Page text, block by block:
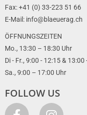
Fax: +41 (0) 33-223 51 66
E-Mail: info@blaeuerag.ch
ÖFFNUNGSZEITEN
Mo., 13:30 – 18:30 Uhr
Di - Fr., 9:00 - 12:15 & 13:00
Sa., 9:00 – 17:00 Uhr
FOLLOW US